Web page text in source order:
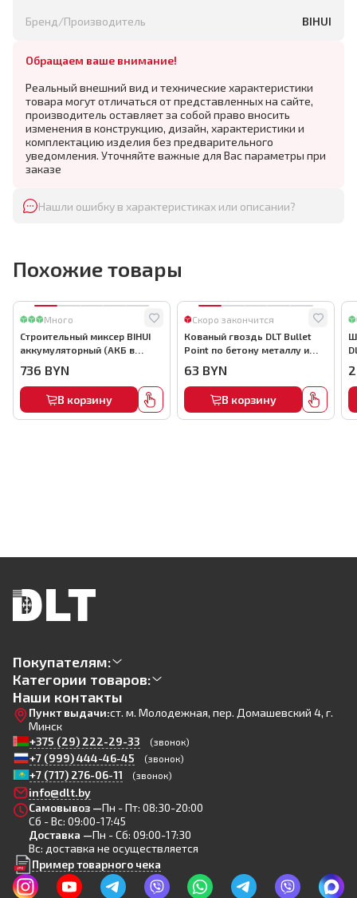
Бренд/Производитель BIHUI
Обращаем ваше внимание!
Реальный внешний вид и технические характеристики
товара могут отличаться от представленных на сайте,
производитель оставляет за собой право вносить
изменения в конструкцию, дизайн, характеристики и
комплектацию изделия без предварительного
уведомления. Уточняйте важные для Вас параметры при
заказе
Нашли ошибку в характеристиках или описании?
Похожие товары
Много
Строительный миксер BIHUI
аккумуляторный (АКБ в
736 BYN
В корзину
Скоро закончится
Кованый гвоздь DLT Bullet
Point по бетону металлу и
арт.0116
63 BYN
В корзину
Покупателям:
Категории товаров:
Наши контакты
Пункт выдачи:ст. м. Молодежная, пер. Домашевский 4, г.
Минск
+375 (29) 222-29-33
(звонок)
+7 (999) 444-46-45 (звонок)
+7 (717) 276-06-11 (звонок)
info@dlt.by
Самовывоз —Пн - Пт: 08:30-20:00
Сб - Вс: 09:00-17:45
Доставка —Пн - Сб: 09:00-17:30
Вс: доставка не осуществляется
Пример товарного чека